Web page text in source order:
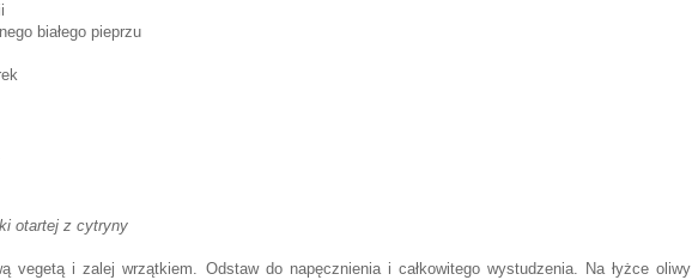
białego pieprzu
otartej z cytryny
vegetą i zalej wrzątkiem. Odstaw do napęcznienia i całkowitego wystudzenia. Na łyżce oliwy